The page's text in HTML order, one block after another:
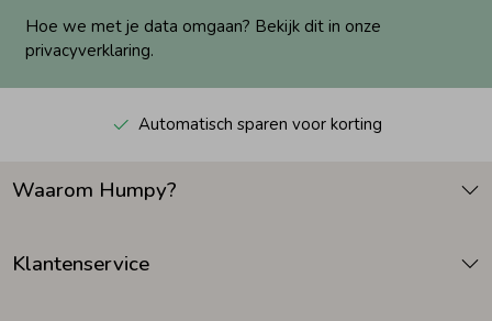
Hoe we met je data omgaan? Bekijk dit in onze
privacyverklaring.
Automatisch sparen voor korting
Waarom Humpy?
Klantenservice